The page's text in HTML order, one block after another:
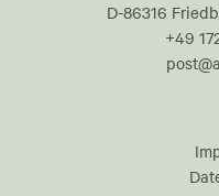
D-86316
+49